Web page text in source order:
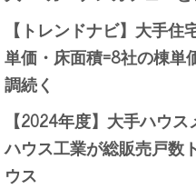
【トレンドナビ】大手
単価・床面積=8社の棟単
調続く
【2024年度】大手ハウ
ハウス工業が総販売戸数
ウス